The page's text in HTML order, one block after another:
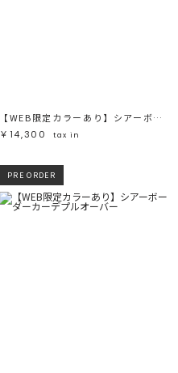
【WEB限定カラーあり】シアーボーダーカーデプルオーバー
￥14,300
tax in
PRE ORDER